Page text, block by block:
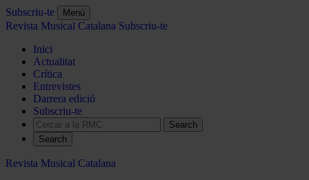
Subscriu-te Menú
Revista Musical Catalana Subscriu-te
Inici
Actualitat
Crítica
Entrevistes
Darrera edició
Subscriu-te
Search
Revista Musical Catalana